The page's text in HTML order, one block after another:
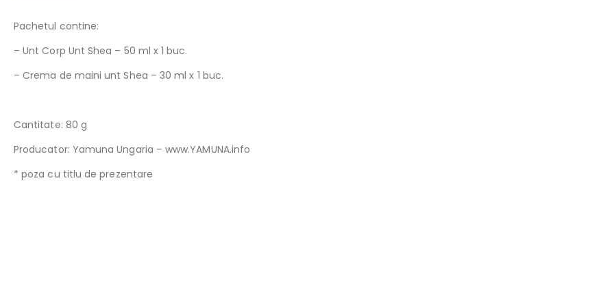
Pachetul contine:
– Unt Corp Unt Shea – 50 ml x 1 buc.
– Crema de maini unt Shea – 30 ml x 1 buc.
Cantitate: 80 g
Producator: Yamuna Ungaria – www.YAMUNA.info
* poza cu titlu de prezentare